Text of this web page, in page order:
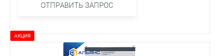
ОТПРАВИТЬ ЗАПРОС
АКЦИЯ